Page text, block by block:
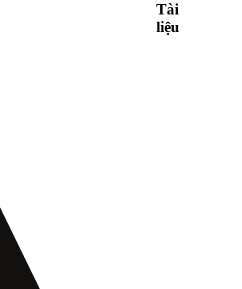
Tài
liệu